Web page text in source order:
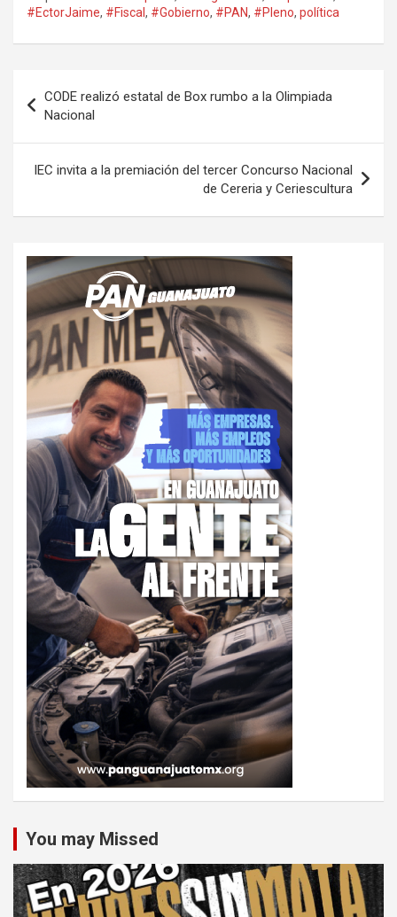
#EctorJaime, #Fiscal, #Gobierno, #PAN, #Pleno, política
de
entradas
CODE realizó estatal de Box rumbo a la Olimpiada
Nacional
IEC invita a la premiación del tercer Concurso Nacional
de Cereria y Ceriescultura
You may Missed